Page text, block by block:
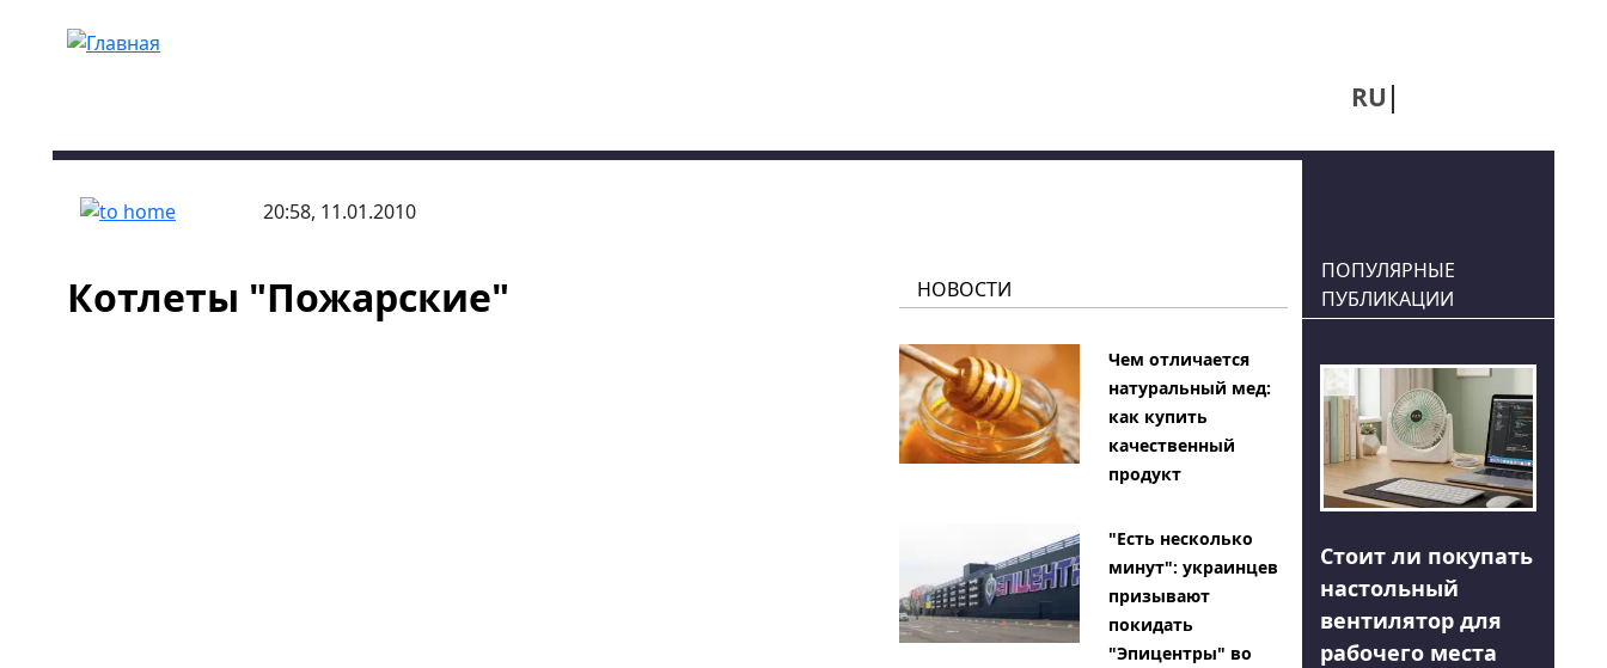
RU
20:58, 11.01.2010
Котлеты "Пожарские" НОВОСТИ
Чем отличается
натуральный мед:
как купить
качественный
продукт
"Есть несколько
минут": украинцев
призывают
покидать
"Эпицентры" во
ПОПУЛЯРНЫЕ
ПУБЛИКАЦИИ
Стоит ли покупать
настольный
вентилятор для
рабочего места